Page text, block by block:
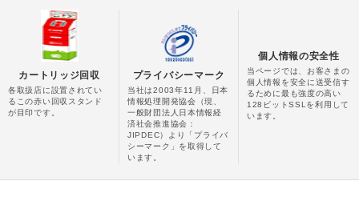
カートリッジ回収
各取扱店に設置されてい
るこの赤い回収スタンド
が目印です。
プライバシーマーク
当社は2003年11月、日本
情報処理開発協会（現、
一般財団法人日本情報経
済社会推進協会：
JIPDEC）より「プライバ
シーマーク」を取得して
います。
個人情報の安全性
当ページでは、お客さまの
個人情報を安全に送受信す
るために最も強度の高い
128ビットSSLを利用して
います。